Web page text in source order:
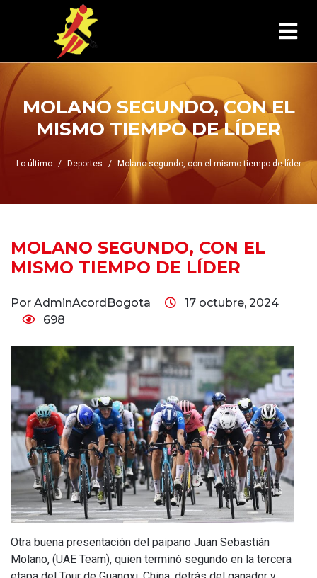
MOLANO SEGUNDO, CON EL
MISMO TIEMPO DE LÍDER
Lo último Deportes Molano segundo, con el mismo tiempo de líder
MOLANO SEGUNDO, CON EL
MISMO TIEMPO DE LÍDER
Por AdminAcordBogota
17 octubre, 2024
698
Otra buena presentación del paipano Juan Sebastián
Molano, (UAE Team), quien terminó segundo en la tercera